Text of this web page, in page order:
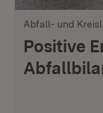
Abfall- und
Positive